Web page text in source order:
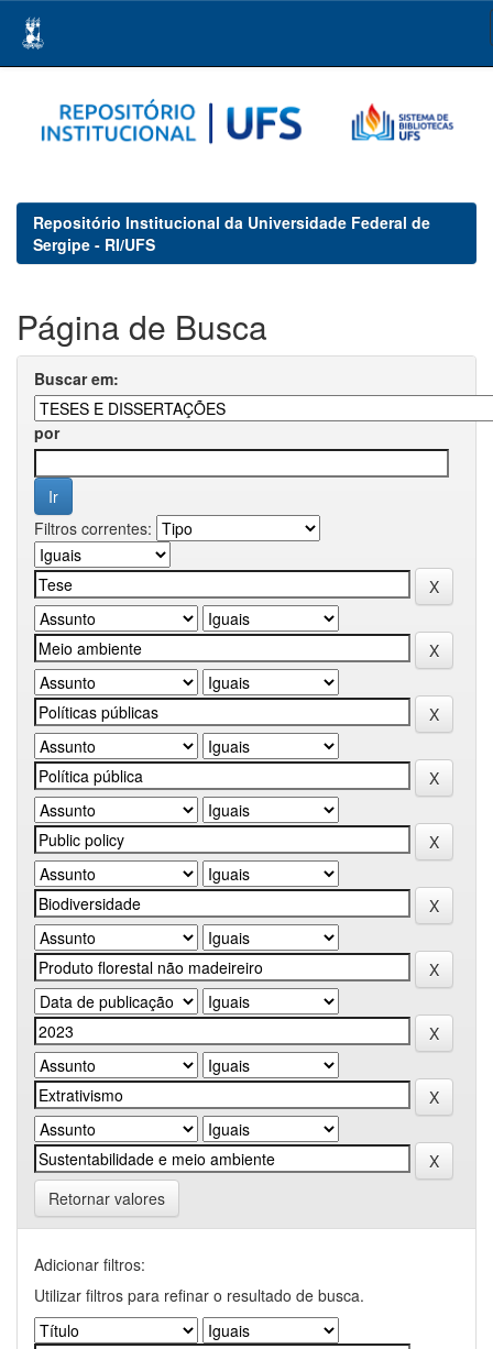
navigation
Repositório Institucional da Universidade Federal de
Sergipe - RI/UFS
Página de Busca
Buscar em:
por
Filtros correntes:
Retornar valores
Adicionar filtros:
Utilizar filtros para refinar o resultado de busca.